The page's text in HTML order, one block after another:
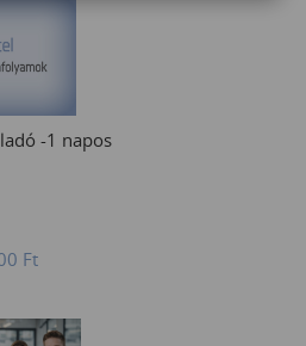
-1 napos
Ft